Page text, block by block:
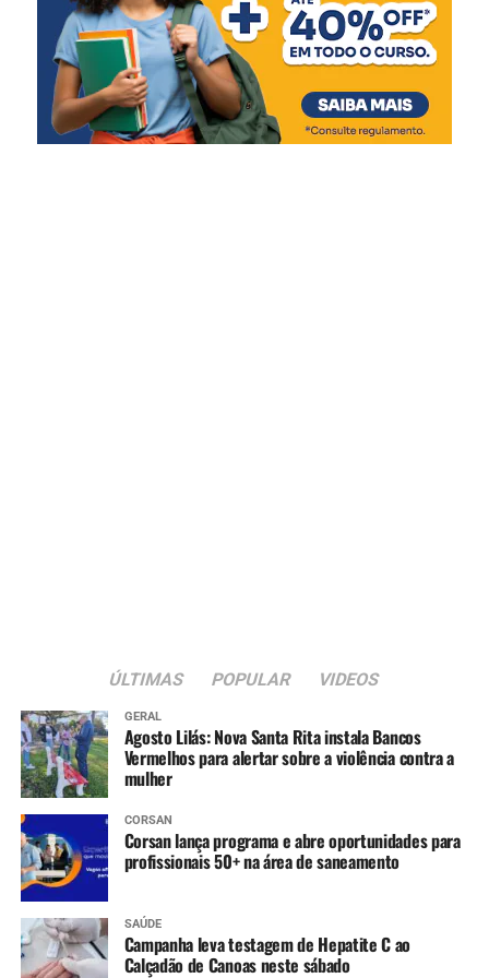
ÚLTIMAS POPULAR VIDEOS
GERAL
Agosto Lilás: Nova Santa Rita instala Bancos
Vermelhos para alertar sobre a violência contra a
mulher
CORSAN
Corsan lança programa e abre oportunidades para
profissionais 50+ na área de saneamento
SAÚDE
Campanha leva testagem de Hepatite C ao
Calçadão de Canoas neste sábado